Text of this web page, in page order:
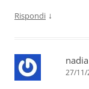
Rispondi ↓
27/11/